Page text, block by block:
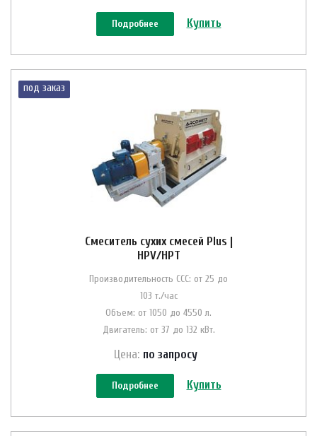
Подробнее Купить
под заказ
Смеситель сухих смесей Plus |
HPV/HPT
Производительность ССС: от 25 до
103 т./час
Объем: от 1050 до 4550 л.
Двигатель: от 37 до 132 кВт.
Цена: по запросу
Подробнее Купить